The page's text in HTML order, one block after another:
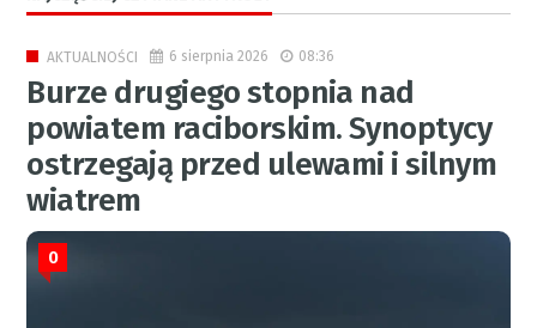
AKTUALNOŚCI 6 sierpnia 2026 08:36
Burze drugiego stopnia nad
powiatem raciborskim. Synoptycy
ostrzegają przed ulewami i silnym
wiatrem
0